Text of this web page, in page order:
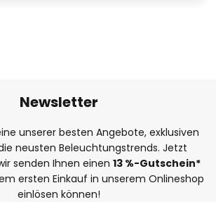
Newsletter
unserer besten Angebote, exklusiven
neusten Beleuchtungstrends. Jetzt
senden Ihnen einen 13 %-Gutschein*
ersten Einkauf in unserem Onlineshop
einlösen können!